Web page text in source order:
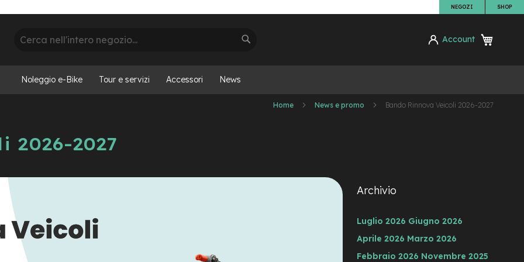
NEGOZI SHOP
Account
Noleggio e-Bike Tour e servizi Accessori News
Home News e promo Bando Rinnova Veicoli 2026-2027
2026-2027
Archivio
Luglio 2026 Giugno 2026
Aprile 2026 Marzo 2026
Febbraio 2026 Novembre 2025